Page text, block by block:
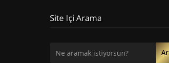
Site Içi Arama